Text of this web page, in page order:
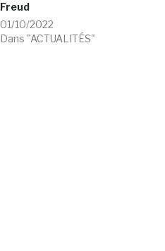
Freud
01/10/2022
Dans "ACTUALITÉS"